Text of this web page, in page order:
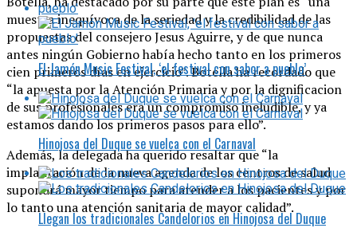
muestra inequívoca de la seriedad y la credibilidad de las
propuestas del consejero Jesus Aguirre, y de que nunca
antes ningún Gobierno había hecho tanto en los primeros
cien primeros días en ejercicio”. Botella ha recordado que
“la apuesta por la Atención Primaria y por la dignificacion
de sus profesionales era un compromiso ineludible, y ya
estamos dando los primeros pasos para ello”.
Además, la delegada ha querido resaltar que “la
implantación de la nueva agenda de los centros de salud
supondrá mayor tiempo para atender a los pacientes y por
lo tanto una atención sanitaria de mayor calidad”.
El Jamón Music Festival, ‘el festival con sabor a pueblo’
Hinojosa del Duque se vuelca con el Carnaval
Llegan los tradicionales Candelorios en Hinojosa del Duque